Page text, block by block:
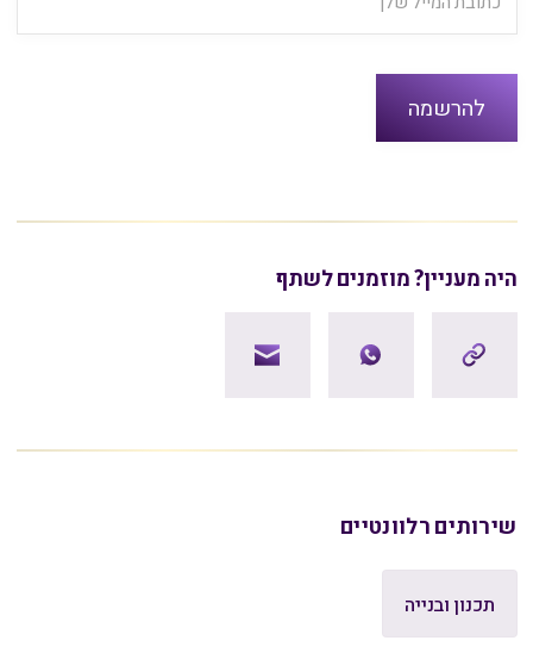
היה מעניין? מוזמנים לשתף
שירותים רלוונטיים
תכנון ובנייה